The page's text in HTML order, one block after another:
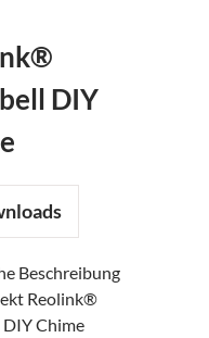
DIY
Beschreibung
Reolink®
Chime